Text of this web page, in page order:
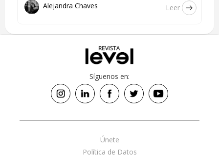
Alejandra Chaves Leer
Síguenos en:
Política de Datos
Únete